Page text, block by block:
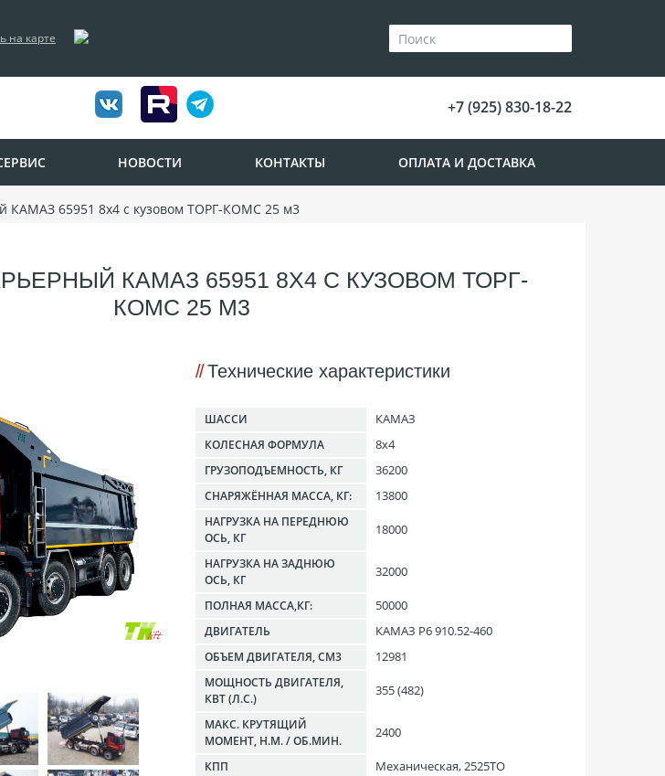
на карте
+7 (925) 830-18-22
НОВОСТИ КОНТАКТЫ ОПЛАТА И ДОСТАВКА
КАМАЗ 65951 8х4 с кузовом ТОРГ-КОМС 25 м3
КАМАЗ 65951 8Х4 С КУЗОВОМ ТОРГ-
КОМС 25 М3
Технические характеристики
ШАССИ КАМАЗ
КОЛЕСНАЯ ФОРМУЛА 8x4
ГРУЗОПОДЪЕМНОСТЬ, КГ 36200
СНАРЯЖЁННАЯ МАССА, КГ: 13800
НАГРУЗКА НА ПЕРЕДНЮЮ
ОСЬ, КГ
18000
НАГРУЗКА НА ЗАДНЮЮ
ОСЬ, КГ
32000
ПОЛНАЯ МАССА,КГ: 50000
ДВИГАТЕЛЬ КАМАЗ Р6 910.52-460
ОБЪЕМ ДВИГАТЕЛЯ, СМ3 12981
МОЩНОСТЬ ДВИГАТЕЛЯ,
КВТ (Л.С.)
355 (482)
МАКС. КРУТЯЩИЙ
МОМЕНТ, Н.М. / ОБ.МИН.
2400
КПП Механическая, 2525TO